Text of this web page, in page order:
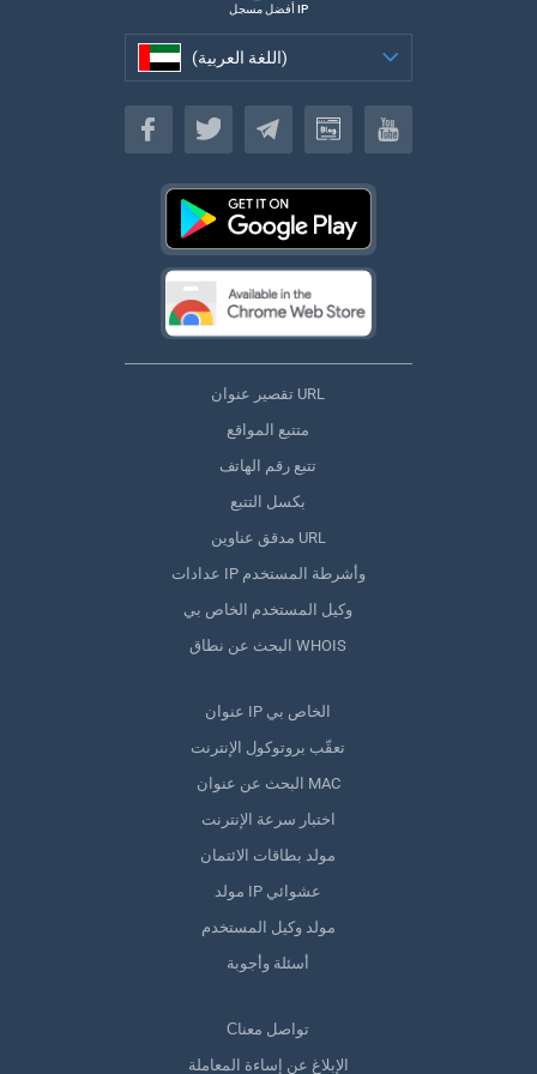
أفضل مسجل IP
(اللغة العربية)
(اللغة العربية)
تقصير عنوان URL
متتبع المواقع
تتبع رقم الهاتف
بكسل التتبع
مدقق عناوين URL
عدادات IP وأشرطة المستخدم
وكيل المستخدم الخاص بي
البحث عن نطاق WHOIS
عنوان IP الخاص بي
تعقّب بروتوكول الإنترنت
البحث عن عنوان MAC
اختبار سرعة الإنترنت
مولد بطاقات الائتمان
مولد IP عشوائي
مولد وكيل المستخدم
أسئلة وأجوبة
Сتواصل معنا
الإبلاغ عن إساءة المعاملة